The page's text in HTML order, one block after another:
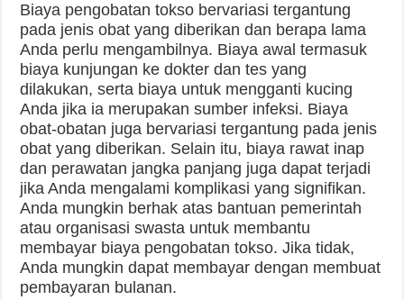
Biaya pengobatan tokso bervariasi tergantung
pada jenis obat yang diberikan dan berapa lama
Anda perlu mengambilnya. Biaya awal termasuk
biaya kunjungan ke dokter dan tes yang
dilakukan, serta biaya untuk mengganti kucing
Anda jika ia merupakan sumber infeksi. Biaya
obat-obatan juga bervariasi tergantung pada jenis
obat yang diberikan. Selain itu, biaya rawat inap
dan perawatan jangka panjang juga dapat terjadi
jika Anda mengalami komplikasi yang signifikan.
Anda mungkin berhak atas bantuan pemerintah
atau organisasi swasta untuk membantu
membayar biaya pengobatan tokso. Jika tidak,
Anda mungkin dapat membayar dengan membuat
pembayaran bulanan.